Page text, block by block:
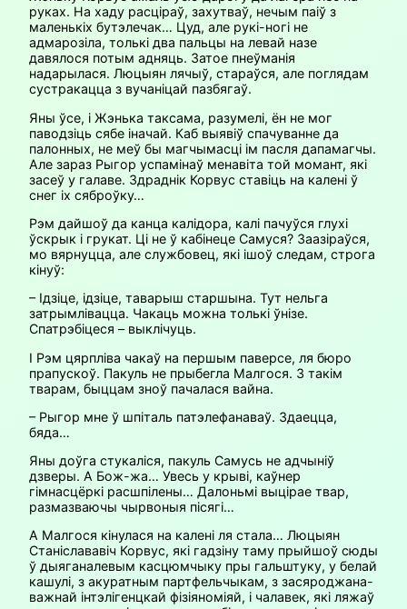
руках. На хаду расціраў, захутваў, нечым паіў з
маленькіх бутэлечак… Цуд, але рукі-ногі не
адмарозіла, толькі два пальцы на левай назе
давялося потым адняць. Затое пнеўманія
надарылася. Люцыян лячыў, стараўся, але поглядам
сустракацца з вучаніцай пазбягаў.
Яны ўсе, і Жэнька таксама, разумелі, ён не мог
паводзіць сябе іначай. Каб выявіў спачуванне да
палонных, не меў бы магчымасці ім пасля дапамагчы.
Але зараз Рыгор успамінаў менавіта той момант, які
засеў у галаве. Здраднік Корвус ставіць на калені ў
снег іх сяброўку…
Рэм дайшоў да канца калідора, калі пачуўся глухі
ўскрык і грукат. Ці не ў кабінеце Самуся? Заазіраўся,
мо вярнуцца, але службовец, які ішоў следам, строга
кінуў:
– Ідзіце, ідзіце, таварыш старшына. Тут нельга
затрымлівацца. Чакаць можна толькі ўнізе.
Спатрэбіцеся – выклічуць.
І Рэм цярпліва чакаў на першым паверсе, ля бюро
прапускоў. Пакуль не прыбегла Малгося. З такім
тварам, быццам зноў пачалася вайна.
– Рыгор мне ў шпіталь патэлефанаваў. Здаецца,
бяда…
Яны доўга стукаліся, пакуль Самусь не адчыніў
дзверы. А Бож-жа… Увесь у крыві, каўнер
гімнасцёркі расшпілены… Далоньмі выцірае твар,
размазваючы чырвоныя пісягі…
А Малгося кінулася на калені ля стала… Люцыян
Станіслававіч Корвус, які гадзіну таму прыйшоў сюды
ў дыяганалевым касцюмчыку пры гальштуку, у белай
кашулі, з акуратным партфельчыкам, з засяроджана-
важнай інтэлігенцкай фізіяноміяй, і чалавек, які ляжаў